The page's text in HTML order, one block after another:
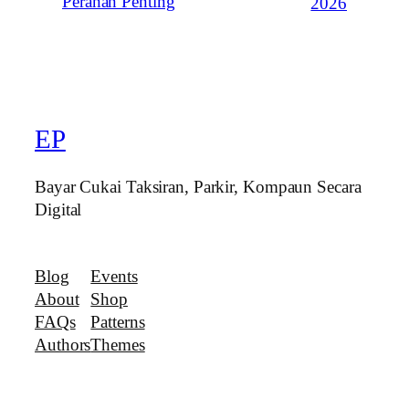
2026
EP
Bayar Cukai Taksiran, Parkir, Kompaun Secara
Digital
Blog
About
FAQs
Authors
Events
Shop
Patterns
Themes